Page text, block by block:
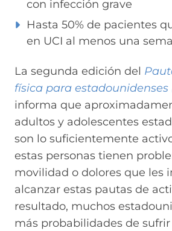
con infección grave
Hasta 50% de pacientes
en UCI al menos una
La segunda edición del
física para estadounidenses
informa que
adultos y adolescentes
son lo suficientemente
estas personas tienen
movilidad o dolores que les
alcanzar estas pautas de
resultado, muchos
más probabilidades de